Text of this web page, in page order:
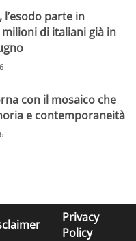
l’esodo parte in
di italiani già in
con il mosaico che
e contemporaneità
Privacy
Policy